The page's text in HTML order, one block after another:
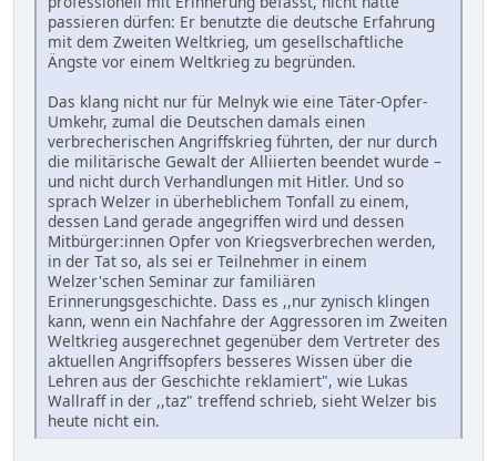
passieren dürfen: Er benutzte die deutsche Erfahrung
mit dem Zweiten Weltkrieg, um gesellschaftliche
Ängste vor einem Weltkrieg zu begründen.
Das klang nicht nur für Melnyk wie eine Täter-Opfer-
Umkehr, zumal die Deutschen damals einen
verbrecherischen Angriffskrieg führten, der nur durch
die militärische Gewalt der Alliierten beendet wurde –
und nicht durch Verhandlungen mit Hitler. Und so
sprach Welzer in überheblichem Tonfall zu einem,
dessen Land gerade angegriffen wird und dessen
Mitbürger:innen Opfer von Kriegsverbrechen werden,
in der Tat so, als sei er Teilnehmer in einem
Welzer'schen Seminar zur familiären
Erinnerungsgeschichte. Dass es ,,nur zynisch klingen
kann, wenn ein Nachfahre der Aggressoren im Zweiten
Weltkrieg ausgerechnet gegenüber dem Vertreter des
aktuellen Angriffsopfers besseres Wissen über die
Lehren aus der Geschichte reklamiert", wie Lukas
Wallraff in der ,,taz" treffend schrieb, sieht Welzer bis
heute nicht ein.